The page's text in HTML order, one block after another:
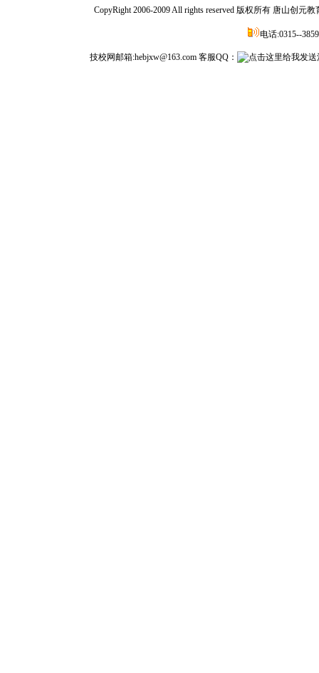
CopyRight 2006-2009 All rights reserved 版权所有 唐山创
电话:0315--
技校网邮箱:hebjxw@163.com 客服QQ：